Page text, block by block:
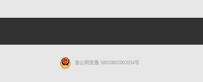
渝公网安备 50010802002054号